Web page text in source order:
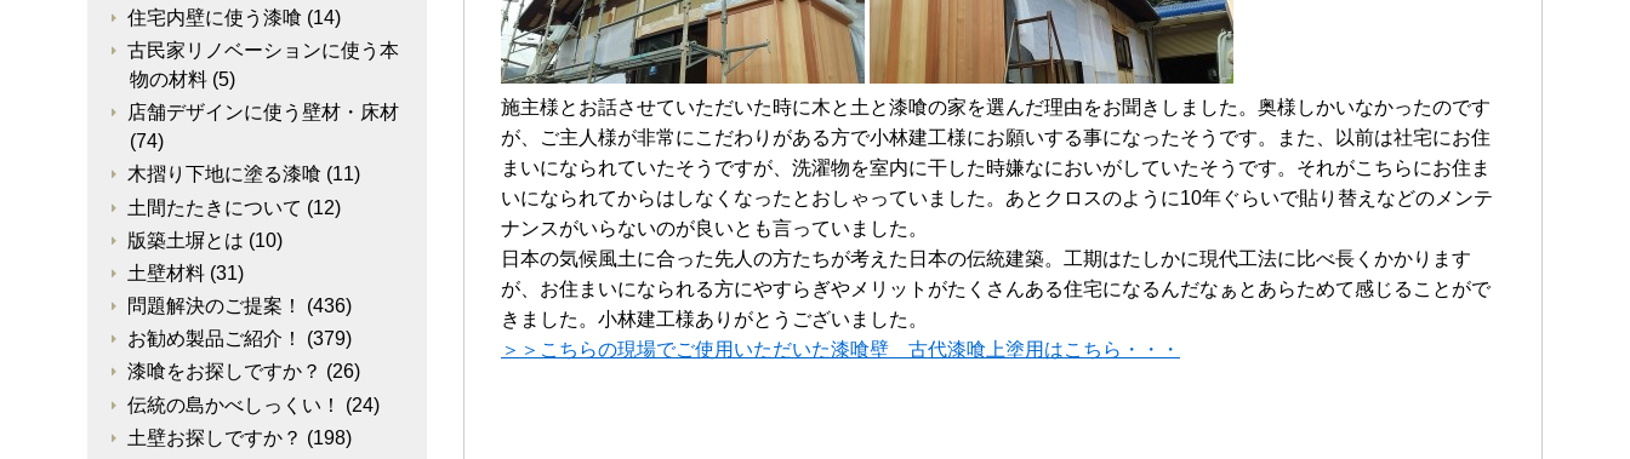
施主様とお話させていただいた時に木と土と漆喰の家を選んだ理由をお聞きしました。奥様しかいなかったのです
が、ご主人様が非常にこだわりがある方で小林建工様にお願いする事になったそうです。また、以前は社宅にお住
まいになられていたそうですが、洗濯物を室内に干した時嫌なにおいがしていたそうです。それがこちらにお住ま
いになられてからはしなくなったとおしゃっていました。あとクロスのように10年ぐらいで貼り替えなどのメンテ
ナンスがいらないのが良いとも言っていました。
日本の気候風土に合った先人の方たちが考えた日本の伝統建築。工期はたしかに現代工法に比べ長くかかります
が、お住まいになられる方にやすらぎやメリットがたくさんある住宅になるんだなぁとあらためて感じることがで
きました。小林建工様ありがとうございました。
＞＞こちらの現場でご使用いただいた漆喰壁 古代漆喰上塗用はこちら・・・
住宅内壁に使う漆喰 (14)
古民家リノベーションに使う本
物の材料 (5)
店舗デザインに使う壁材・床材
(74)
木摺り下地に塗る漆喰 (11)
土間たたきについて (12)
版築土塀とは (10)
土壁材料 (31)
問題解決のご提案！
(436)
お勧め製品ご紹介！
(379)
漆喰をお探しですか？ (26)
伝統の島かべしっくい！
(24)
土壁お探しですか？ (198)